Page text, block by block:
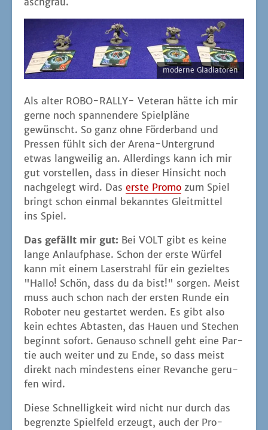
moder­ne Gladiatoren
Als alter ROBO-RALLY- Vete­ran hät­te ich mir
ger­ne noch span­nen­de­re Spiel­plä­ne
gewünscht. So ganz ohne För­der­band und
Pres­sen fühlt sich der Are­na-Unter­grund
etwas lang­wei­lig an. Aller­dings kann ich mir
gut vor­stel­len, dass in die­ser Hin­sicht noch
nach­ge­legt wird. Das ers­te Pro­mo zum Spiel
bringt schon ein­mal bekann­tes Gleit­mit­tel
ins Spiel.
Das gefällt mir gut: Bei VOLT gibt es kei­ne
lan­ge Anlauf­pha­se. Schon der ers­te Wür­fel
kann mit einem Laser­strahl für ein geziel­tes
"Hal­lo! Schön, dass du da bist!" sor­gen. Meist
muss auch schon nach der ers­ten Run­de ein
Robo­ter neu gestar­tet wer­den. Es gibt also
kein ech­tes Abtas­ten, das Hau­en und Ste­chen
beginnt sofort. Genau­so schnell geht eine Par­
tie auch wei­ter und zu Ende, so dass meist
direkt nach min­des­tens einer Revan­che geru­
fen wird.
Die­se Schnel­lig­keit wird nicht nur durch das
begrenz­te Spiel­feld erzeugt, auch der Pro­